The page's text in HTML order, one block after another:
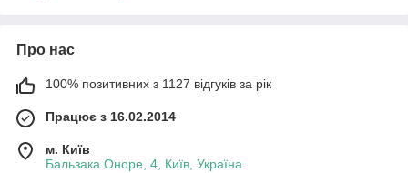
Про нас
100% позитивних з 1127 відгуків за рік
Працює з 16.02.2014
м. Київ
Бальзака Оноре, 4, Київ, Україна